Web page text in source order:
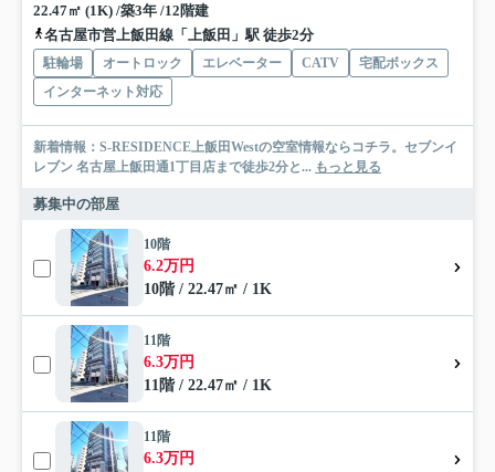
22.47㎡ (1K) /築3年 /12階建
名古屋市営上飯田線「上飯田」駅 徒歩2分
駐輪場 オートロック エレベーター CATV
宅配ボックス
インターネット対応
新着情報：S-RESIDENCE上飯田Westの空室情報ならコチラ。セブンイ
レブン 名古屋上飯田通1丁目店まで徒歩2分と... もっと見る
募集中の部屋
10階
6.2万円
10階 / 22.47㎡ / 1K
11階
6.3万円
11階 / 22.47㎡ / 1K
11階
6.3万円